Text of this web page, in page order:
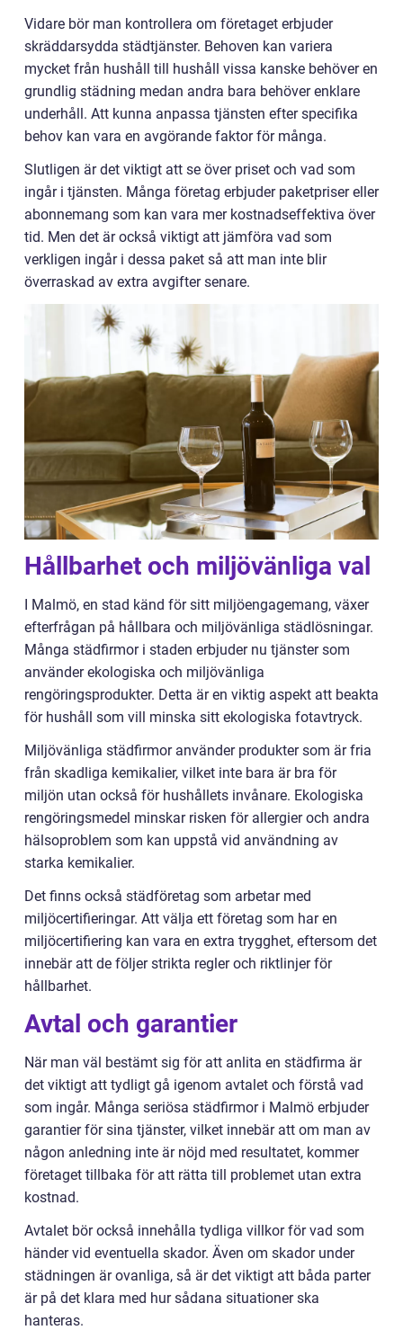
Vidare bör man kontrollera om företaget erbjuder
skräddarsydda städtjänster. Behoven kan variera
mycket från hushåll till hushåll vissa kanske behöver en
grundlig städning medan andra bara behöver enklare
underhåll. Att kunna anpassa tjänsten efter specifika
behov kan vara en avgörande faktor för många.
Slutligen är det viktigt att se över priset och vad som
ingår i tjänsten. Många företag erbjuder paketpriser eller
abonnemang som kan vara mer kostnadseffektiva över
tid. Men det är också viktigt att jämföra vad som
verkligen ingår i dessa paket så att man inte blir
överraskad av extra avgifter senare.
Hållbarhet och miljövänliga val
I Malmö, en stad känd för sitt miljöengagemang, växer
efterfrågan på hållbara och miljövänliga städlösningar.
Många städfirmor i staden erbjuder nu tjänster som
använder ekologiska och miljövänliga
rengöringsprodukter. Detta är en viktig aspekt att beakta
för hushåll som vill minska sitt ekologiska fotavtryck.
Miljövänliga städfirmor använder produkter som är fria
från skadliga kemikalier, vilket inte bara är bra för
miljön utan också för hushållets invånare. Ekologiska
rengöringsmedel minskar risken för allergier och andra
hälsoproblem som kan uppstå vid användning av
starka kemikalier.
Det finns också städföretag som arbetar med
miljöcertifieringar. Att välja ett företag som har en
miljöcertifiering kan vara en extra trygghet, eftersom det
innebär att de följer strikta regler och riktlinjer för
hållbarhet.
Avtal och garantier
När man väl bestämt sig för att anlita en städfirma är
det viktigt att tydligt gå igenom avtalet och förstå vad
som ingår. Många seriösa städfirmor i Malmö erbjuder
garantier för sina tjänster, vilket innebär att om man av
någon anledning inte är nöjd med resultatet, kommer
företaget tillbaka för att rätta till problemet utan extra
kostnad.
Avtalet bör också innehålla tydliga villkor för vad som
händer vid eventuella skador. Även om skador under
städningen är ovanliga, så är det viktigt att båda parter
är på det klara med hur sådana situationer ska
hanteras.